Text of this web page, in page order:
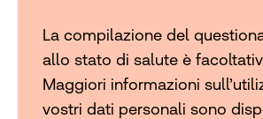
La compilazione del
allo stato di salute è
Maggiori informazioni
vostri dati personali sono